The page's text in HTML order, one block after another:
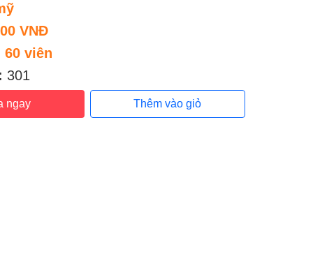
VNĐ
60 viên
301
ngay Thêm vào giỏ